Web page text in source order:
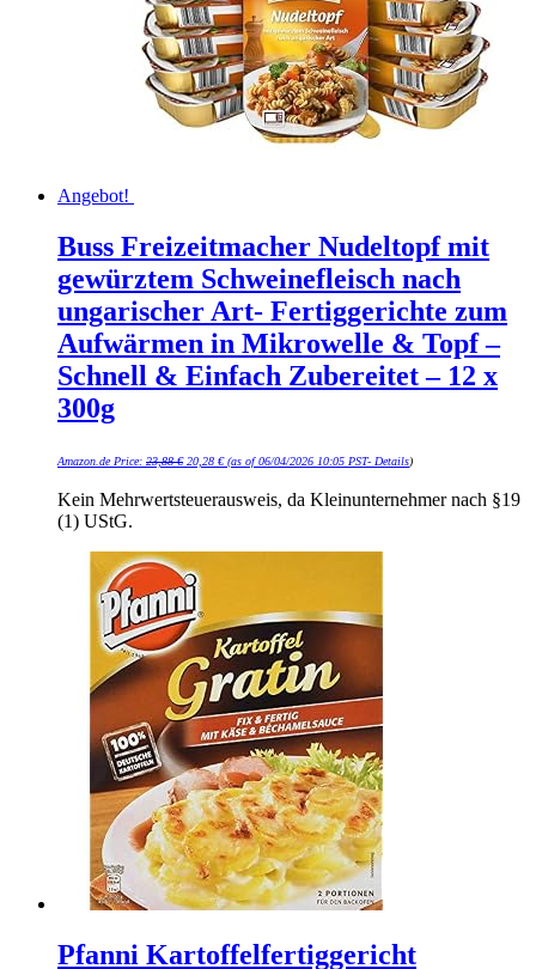
Angebot!
Buss Freizeitmacher Nudeltopf mit
gewürztem Schweinefleisch nach
ungarischer Art- Fertiggerichte zum
Aufwärmen in Mikrowelle & Topf –
Schnell & Einfach Zubereitet – 12 x
300g
Amazon.de Price: 23,88€Preis
20,28 €Preis
(as of 06/04/2026 10:05 PST- Details)
Kein Mehrwertsteuerausweis, da Kleinunternehmer nach §19
(1) UStG.
Pfanni Kartoffelfertiggericht